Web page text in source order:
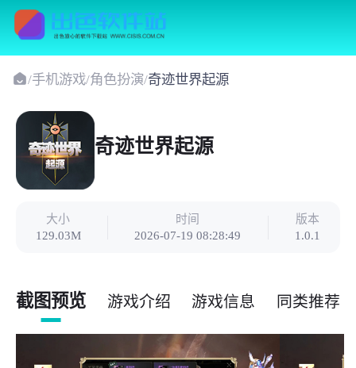
/手机游戏/角色扮演/奇迹世界起源
奇迹世界起源
大小
129.03M
时间
2026-07-19 08:28:49
版本
1.0.1
截图预览 游戏介绍 游戏信息 同类推荐